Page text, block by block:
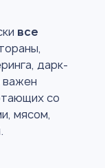
все
дарк-
со
мясом,